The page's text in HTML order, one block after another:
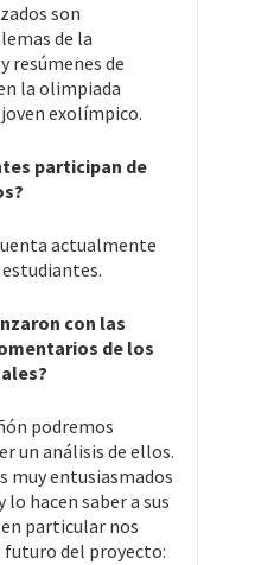
son
de la
resúmenes de
la olimpiada
exolímpico.
participan de
actualmente
con las
de los
podremos
un análisis de ellos.
muy entusiasmados
hacen saber a sus
particular nos
futuro del proyecto: